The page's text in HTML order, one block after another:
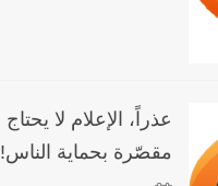
من ضربة قوية... وإعلام
عذراً، الإعلام لا
مقصّرة بحماية الناس!